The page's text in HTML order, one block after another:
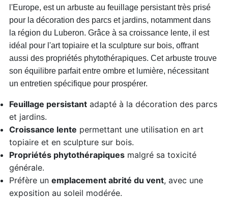
l'Europe, est un arbuste au feuillage persistant très prisé
pour la décoration des parcs et jardins, notamment dans
la région du Luberon. Grâce à sa croissance lente, il est
idéal pour l'art topiaire et la sculpture sur bois, offrant
aussi des propriétés phytothérapiques. Cet arbuste trouve
son équilibre parfait entre ombre et lumière, nécessitant
un entretien spécifique pour prospérer.
Feuillage persistantadapté à la décoration des parcs
et jardins.
Croissance lente permettant une utilisation en art
topiaire et en sculpture sur bois.
Propriétés phytothérapiquesmalgré sa toxicité
générale.
Préfère un emplacement abrité du vent, avec une
exposition au soleil modérée.